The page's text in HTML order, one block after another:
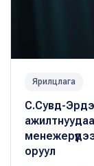
Ярилцлага
С.Сувд-
оруул